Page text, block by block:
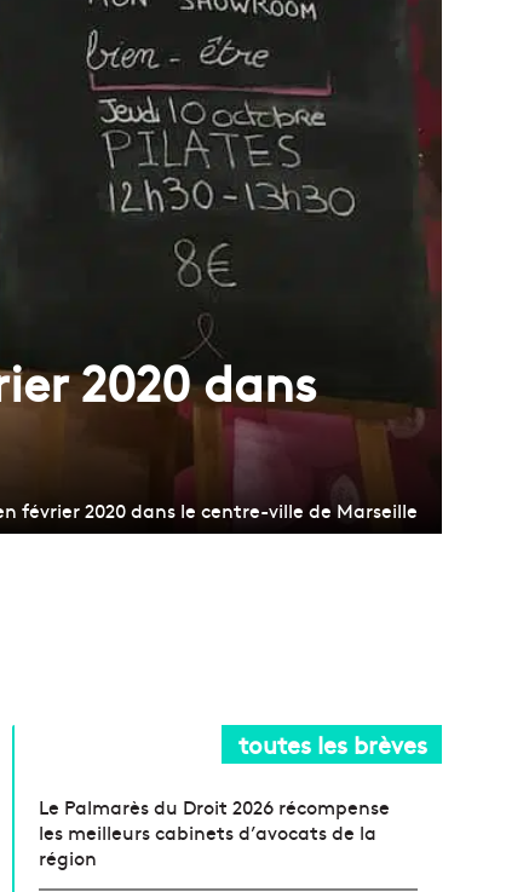
2020 dans
février 2020 dans le centre-ville de Marseille
toutes les brèves
Le Palmarès du Droit 2026 récompense
les meilleurs cabinets d’avocats de la
région